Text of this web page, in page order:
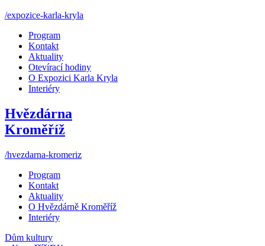
/expozice-karla-kryla
Program
Kontakt
Aktuality
Otevírací hodiny
O Expozici Karla Kryla
Interiéry
Hvězdárna
Kroměříž
/hvezdarna-kromeriz
Program
Kontakt
Aktuality
O Hvězdárně Kroměříž
Interiéry
Dům kultury